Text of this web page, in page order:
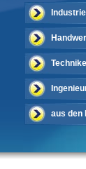
aus den